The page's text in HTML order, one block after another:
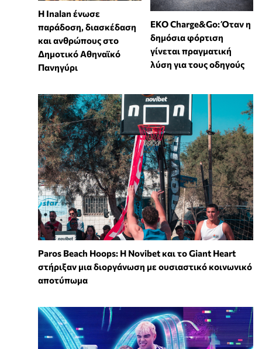
Η Inalan ένωσε
παράδοση, διασκέδαση
και ανθρώπους στο
Δημοτικό Αθηναϊκό
Πανηγύρι
EKO Charge&Go: Όταν η
δημόσια φόρτιση
γίνεται πραγματική
λύση για τους οδηγούς
Paros Beach Hoops: Η Novibet και το Giant Heart
στήριξαν μια διοργάνωση με ουσιαστικό κοινωνικό
αποτύπωμα